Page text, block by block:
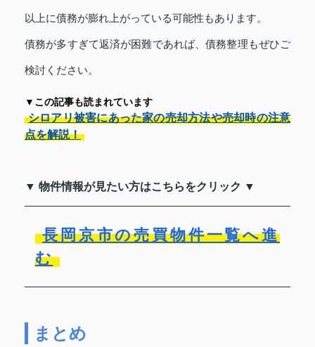
以上に債務が膨れ上がっている可能性もあります。
債務が多すぎて返済が困難であれば、債務整理もぜひご
検討ください。
▼この記事も読まれています
シロアリ被害にあった家の売却方法や売却時の注意
点を解説！
▼ 物件情報が見たい方はこちらをクリック ▼
長岡京市の売買物件一覧へ進
む
まとめ